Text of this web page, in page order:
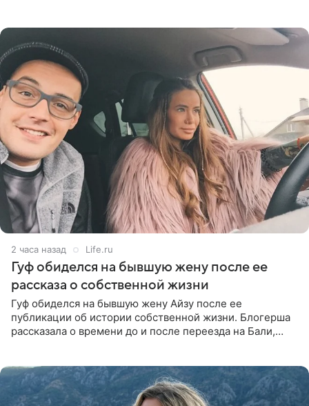
2 часа назад Life.ru
Гуф обиделся на бывшую жену после ее
рассказа о собственной жизни
Гуф обиделся на бывшую жену Айзу после ее
публикации об истории собственной жизни. Блогерша
рассказала о времени до и после переезда на Бали,